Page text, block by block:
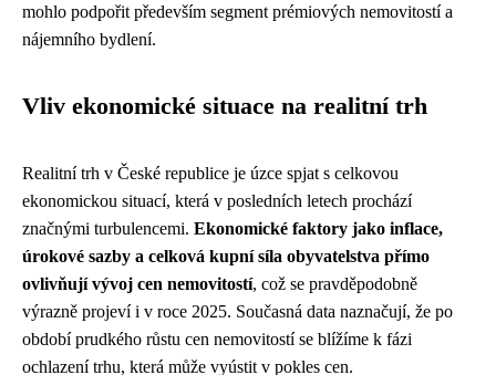
mohlo podpořit především segment prémiových nemovitostí a
nájemního bydlení.
Vliv ekonomické situace na realitní trh
Realitní trh v České republice je úzce spjat s celkovou
ekonomickou situací, která v posledních letech prochází
značnými turbulencemi. Ekonomické faktory jako inflace,
úrokové sazby a celková kupní síla obyvatelstva přímo
ovlivňují vývoj cen nemovitostí, což se pravděpodobně
výrazně projeví i v roce 2025. Současná data naznačují, že po
období prudkého růstu cen nemovitostí se blížíme k fázi
ochlazení trhu, která může vyústit v pokles cen.